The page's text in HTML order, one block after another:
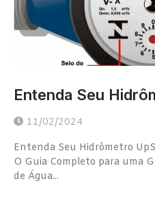
Entenda Seu
11/02/2024
Entenda Seu Hidrômetro
O Guia Completo para uma
de Água...